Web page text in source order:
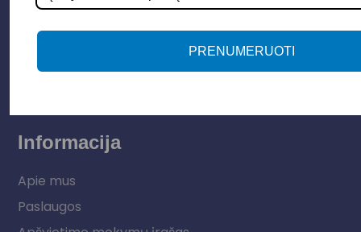
Elektros instaliacija
Lauko šviestuvai
Informacija
Apie mus
Paslaugos
PRENUMERUOTI